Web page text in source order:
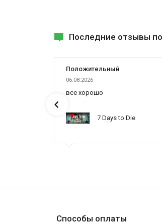
Последние отзывы
Положительный
06.08.2026
все хорошо
7 Days to Die
Способы оплаты